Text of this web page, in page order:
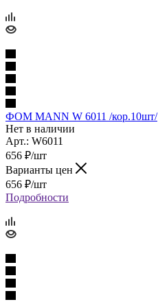
ФОМ MANN W 6011 /кор.10шт/
Нет в наличии
Арт.: W6011
656 ₽/шт
Варианты цен
656 ₽/шт
Подробности